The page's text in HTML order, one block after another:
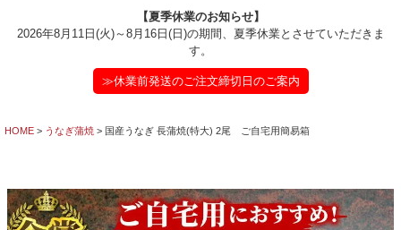
【夏季休業のお知らせ】
2026年8月11日(火)～8月16日(日)の期間、夏季休業とさせていただきま
す。
≫休業前発送のご注文締切日のご案内
HOME うなぎ蒲焼 国産うなぎ 長蒲焼(特大) 2尾 ご自宅用簡易箱